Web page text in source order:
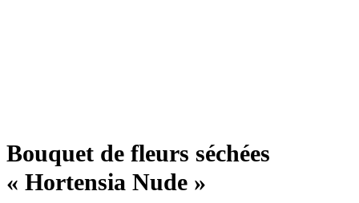
Bouquet de fleurs séchées
« Hortensia Nude »